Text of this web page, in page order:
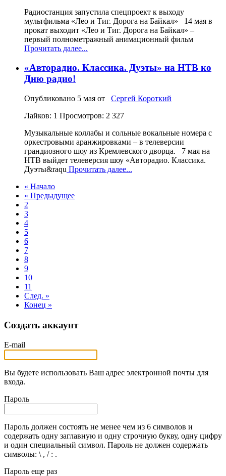
Радиостанция запустила спецпроект к выходу
мультфильма «Лео и Тиг. Дорога на Байкал» 14 мая в
прокат выходит «Лео и Тиг. Дорога на Байкал» –
первый полнометражный анимационный фильм
Прочитать далее...
«Авторадио. Классика. Дуэты» на НТВ ко
Дню радио!
Опубликовано 5 мая от Сергей Короткий
Лайков: 1 Просмотров: 2 327
Музыкальные коллабы и сольные вокальные номера с
оркестровыми аранжировками – в телеверсии
грандиозного шоу из Кремлевского дворца. 7 мая на
НТВ выйдет телеверсия шоу «Авторадио. Классика.
Дуэты&raqu Прочитать далее...
« Начало
« Предыдущее
2
3
4
5
6
7
8
9
10
11
След. »
Конец »
Создать аккаунт
E-mail
Вы будете использовать Ваш адрес электронной почты для
входа.
Пароль
Пароль должен состоять не менее чем из 6 символов и
содержать одну заглавную и одну строчную букву, одну цифру
и один специальный символ. Пароль не должен содержать
символы: \ , / : .
Пароль еще раз